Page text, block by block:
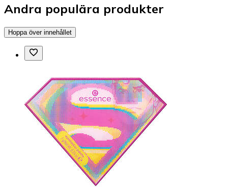
Andra populära produkter
Hoppa över innehållet